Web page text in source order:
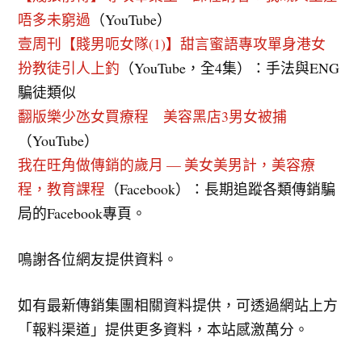
唔多未窮過 （YouTube）
壹周刊【賤男呃女隊(1)】甜言蜜語專攻單身港女
扮教徒引人上釣 （YouTube，全4集）：手法與ENG
騙徒類似
翻版樂少氹女買療程 美容黑店3男女被捕
（YouTube）
我在旺角做傳銷的歲月 — 美女美男計，美容療
程，教育課程 （Facebook）：長期追蹤各類傳銷騙
局的Facebook專頁。
鳴謝各位網友提供資料。
如有最新傳銷集團相關資料提供，可透過網站上方
「報料渠道」提供更多資料，本站感激萬分。